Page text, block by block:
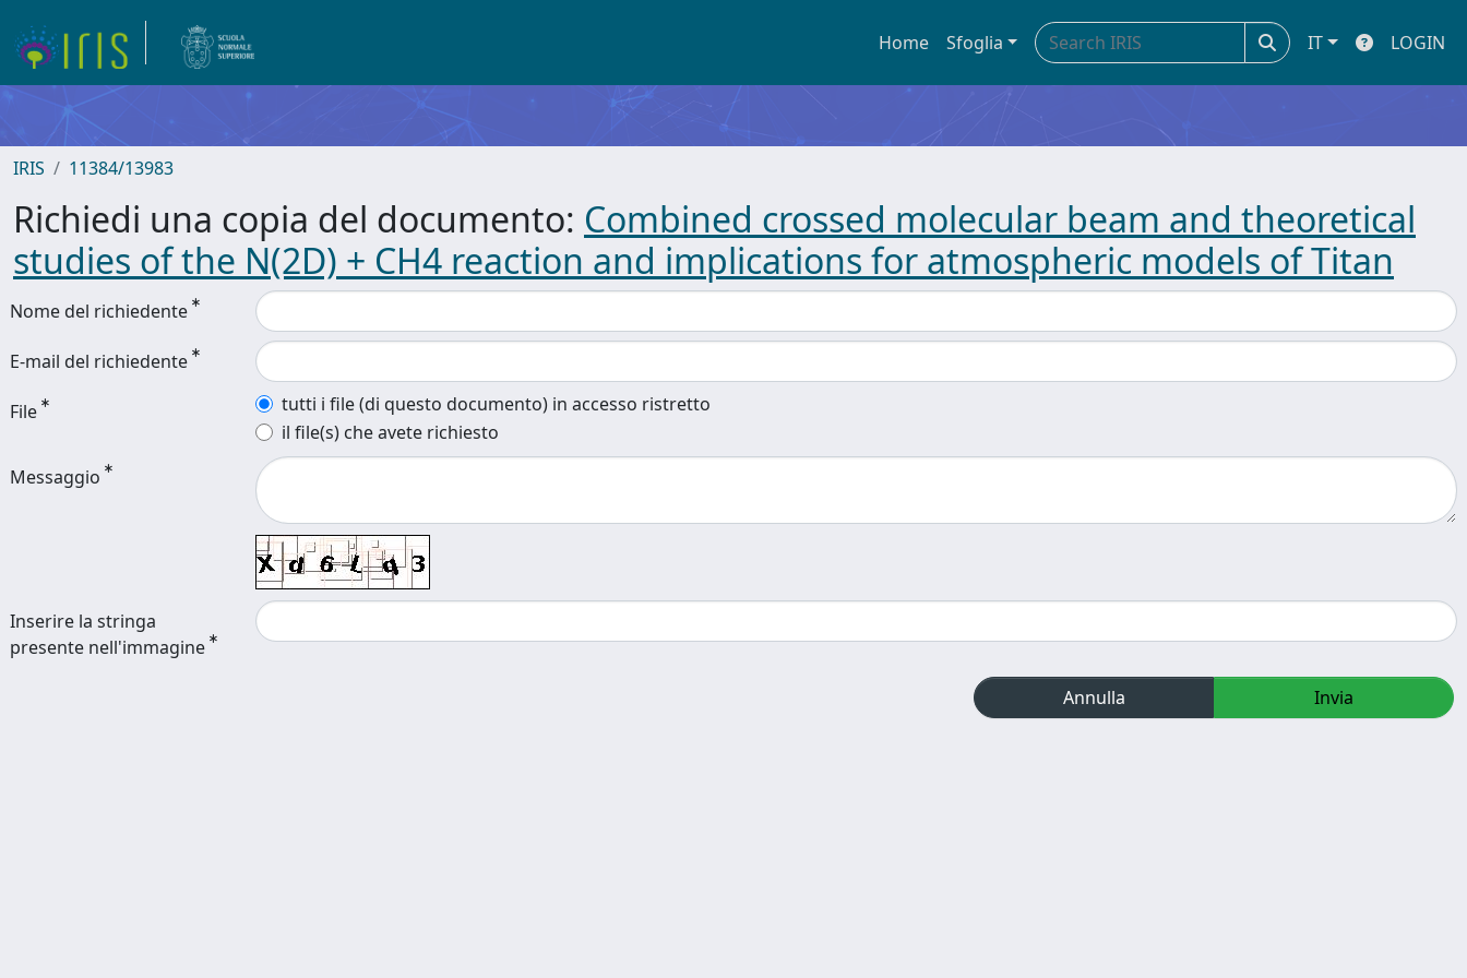
Home Sfoglia IT LOGIN
IRIS 11384/13983
Richiedi una copia del documento: Combined crossed molecular beam and theoretical
studies of the N(2D) + CH4 reaction and implications for atmospheric models of Titan
Nome del richiedente
E-mail del richiedente
File
tutti i file (di questo documento) in accesso ristretto
il file(s) che avete richiesto
Messaggio
Inserire la stringa
presente nell'immagine
Annulla Invia